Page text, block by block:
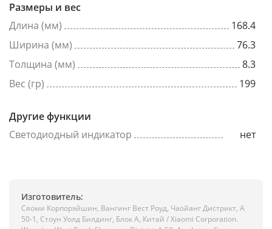
Размеры и вес
Длина (мм)
168.4
Ширина (мм)
76.3
Толщина (мм)
8.3
Вес (гр)
199
Другие функции
Светодиодный индикатор
нет
Изготовитель:
Сяоми Корпорэйшин, Вангинг Вест Роуд, Чаойанг Дистрикт, А
50-1, Стоун Уолд Билдинг, Блок А, Китай / Xiaomi Corporation.